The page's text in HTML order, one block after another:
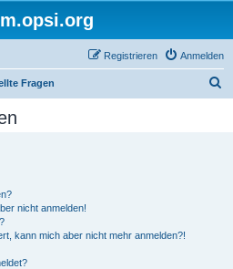
Anmelden
Registrieren
Fragen
nicht anmelden!
kann mich aber nicht mehr anmelden?!